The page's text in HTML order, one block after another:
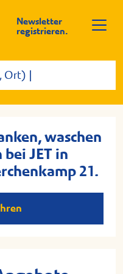
Newsletter
registrieren.
waschen
bei JET in
21.